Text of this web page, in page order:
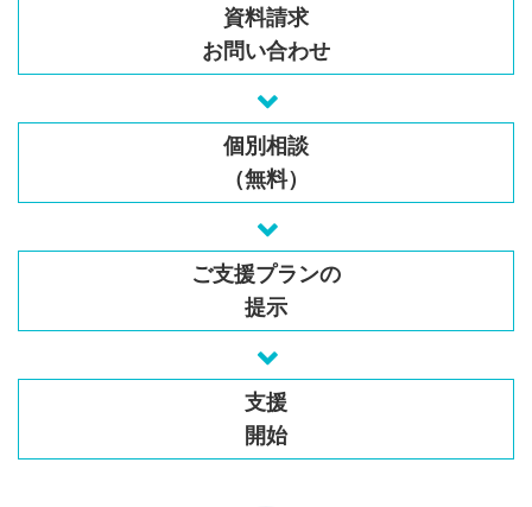
資料請求
お問い合わせ
個別相談
（無料）
ご支援プランの
提示
支援
開始